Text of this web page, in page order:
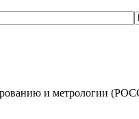
и метрологии